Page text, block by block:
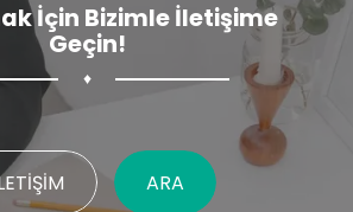
İçin Bizimle İletişime
Geçin!
♦
ARA